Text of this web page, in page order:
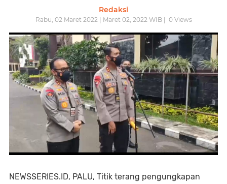
Redaksi
Rabu, 02 Maret 2022 | Maret 02, 2022 WIB | 0Views
NEWSSERIES.ID, PALU, Titik terang pengungkapan